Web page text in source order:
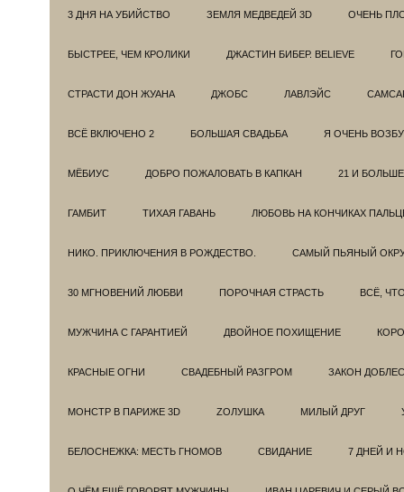
3 ДНЯ НА УБИЙСТВО ЗЕМЛЯ МЕДВЕДЕЙ 3D ОЧЕНЬ
БЫСТРЕЕ, ЧЕМ КРОЛИКИ ДЖАСТИН БИБЕР. BELIEVE
СТРАСТИ ДОН ЖУАНА ДЖОБС ЛАВЛЭЙС
ВСЁ ВКЛЮЧЕНО 2 БОЛЬШАЯ СВАДЬБА Я ОЧЕНЬ
МЁБИУС ДОБРО ПОЖАЛОВАТЬ В КАПКАН 21 И БОЛЬШЕ
ГАМБИТ ТИХАЯ ГАВАНЬ ЛЮБОВЬ НА КОНЧИКАХ
НИКО. ПРИКЛЮЧЕНИЯ В РОЖДЕСТВО. САМЫЙ ПЬЯНЫЙ
30 МГНОВЕНИЙ ЛЮБВИ ПОРОЧНАЯ СТРАСТЬ ВСЁ,
МУЖЧИНА С ГАРАНТИЕЙ ДВОЙНОЕ ПОХИЩЕНИЕ
КРАСНЫЕ ОГНИ СВАДЕБНЫЙ РАЗГРОМ ЗАКОН
МОНСТР В ПАРИЖЕ 3D ZОЛУШКА МИЛЫЙ ДРУГ
БЕЛОСНЕЖКА: МЕСТЬ ГНОМОВ СВИДАНИЕ 7 ДНЕЙ И